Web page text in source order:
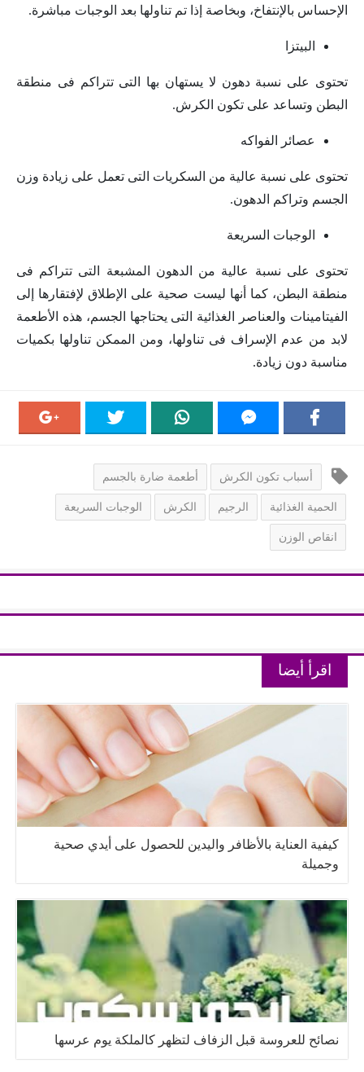
الإحساس بالإنتفاخ، وبخاصة إذا تم تناولها بعد الوجبات مباشرة.
البيتزا
تحتوى على نسبة دهون لا يستهان بها التى تتراكم فى منطقة
البطن وتساعد على تكون الكرش.
عصائر الفواكه
تحتوى على نسبة عالية من السكريات التى تعمل على زيادة وزن
الجسم وتراكم الدهون.
الوجبات السريعة
تحتوى على نسبة عالية من الدهون المشبعة التى تتراكم فى
منطقة البطن، كما أنها ليست صحية على الإطلاق لإفتقارها إلى
الفيتامينات والعناصر الغذائية التى يحتاجها الجسم، هذه الأطعمة
لابد من عدم الإسراف فى تناولها، ومن الممكن تناولها بكميات
مناسبة دون زيادة.
أسباب تكون الكرش أطعمة ضارة بالجسم
الحمية الغذائية الرجيم الكرش الوجبات السريعة
انقاص الوزن
اقرأ أيضا
كيفية العناية بالأظافر واليدين للحصول على أيدي صحية
وجميلة
نصائح للعروسة قبل الزفاف لتظهر كالملكة يوم عرسها